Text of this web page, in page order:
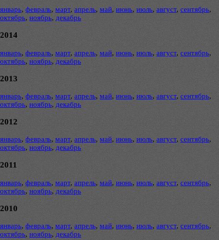
январь, февраль, март, апрель, май, июнь, июль, август, сентябрь,
октябрь, ноябрь, декабрь
2014
январь, февраль, март, апрель, май, июнь, июль, август, сентябрь,
октябрь, ноябрь, декабрь
2013
январь, февраль, март, апрель, май, июнь, июль, август, сентябрь,
октябрь, ноябрь, декабрь
2012
январь, февраль, март, апрель, май, июнь, июль, август, сентябрь,
октябрь, ноябрь, декабрь
2011
январь, февраль, март, апрель, май, июнь, июль, август, сентябрь,
октябрь, ноябрь, декабрь
2010
январь, февраль, март, апрель, май, июнь, июль, август, сентябрь,
октябрь, ноябрь, декабрь